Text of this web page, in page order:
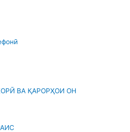
ВА ҚАРОРҲОИ ОН